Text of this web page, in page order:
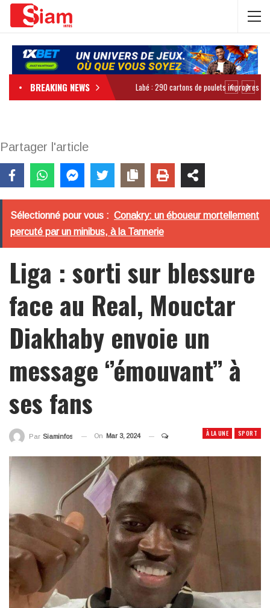
BREAKING NEWS
Partager l'article
Sélectionné pour vous : Conakry: un éboueur mortellement
percuté par un minibus, à la Tannerie
Liga : sorti sur blessure
face au Real, Mouctar
Diakhaby envoie un
message ‘’émouvant’’ à
ses fans
À LA UNE SPORT
Par Siaminfos On Mar 3, 2024